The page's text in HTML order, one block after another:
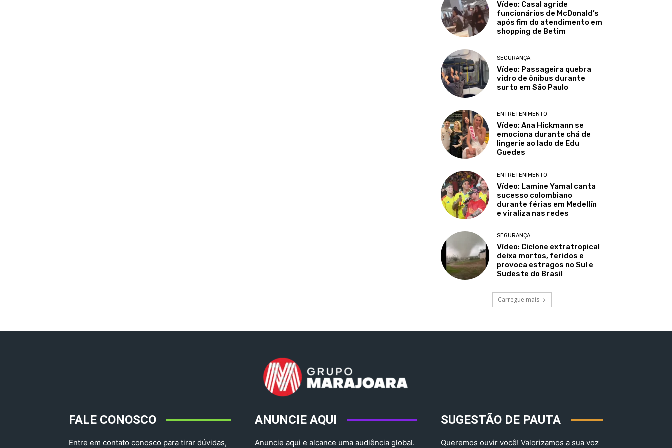
Vídeo: Casal agride
funcionários de McDonald’s
após fim do atendimento em
shopping de Betim
SEGURANÇA
Vídeo: Passageira quebra
vidro de ônibus durante
surto em São Paulo
ENTRETENIMENTO
Vídeo: Ana Hickmann se
emociona durante chá de
lingerie ao lado de Edu
Guedes
ENTRETENIMENTO
Vídeo: Lamine Yamal canta
sucesso colombiano
durante férias em Medellín
e viraliza nas redes
SEGURANÇA
Vídeo: Ciclone extratropical
deixa mortos, feridos e
provoca estragos no Sul e
Sudeste do Brasil
Carregue mais
FALE CONOSCO
Entre em contato conosco para tirar dúvidas,
ANUNCIE AQUI
Anuncie aqui e alcance uma audiência global.
SUGESTÃO DE PAUTA
Queremos ouvir você! Valorizamos a sua voz